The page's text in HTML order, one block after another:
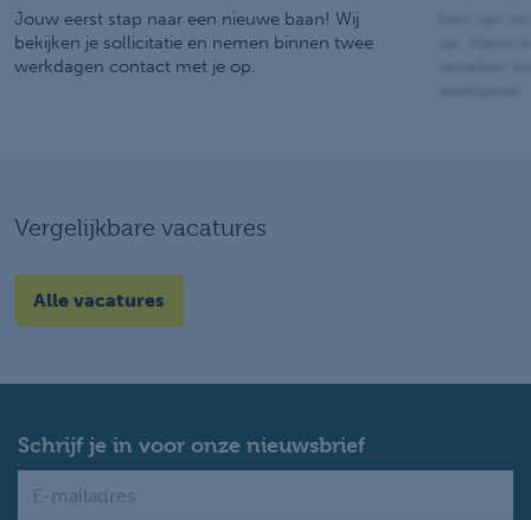
Jouw eerst stap naar een nieuwe baan! Wij
bekijken je sollicitatie en nemen binnen twee
werkdagen contact met je op.
Vergelijkbare vacatures
Alle vacatures
Schrijf je in voor onze nieuwsbrief